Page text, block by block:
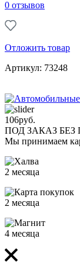
0 отзывов
Отложить товар
Артикул: 73248
106руб.
ПОД ЗАКАЗ
Мы принимаем
2 месяца
2 месяца
4 месяца